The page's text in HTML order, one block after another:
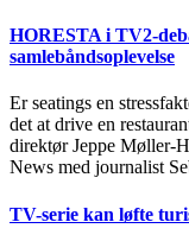
HORESTA i TV2-
samlebåndsoplevelse
Er seatings en
det at drive en
direktør Jeppe Møller-
News med journalist
TV-serie kan løfte